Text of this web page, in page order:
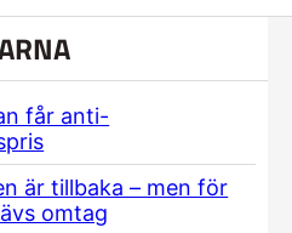
får anti-
är tillbaka – men för
omtag